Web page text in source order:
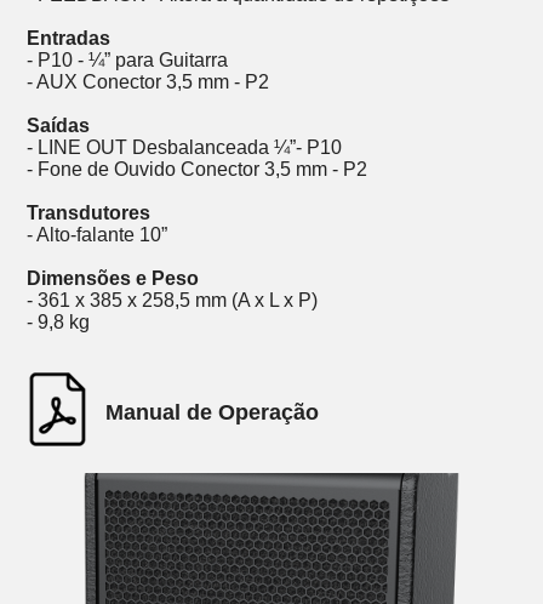
Entradas
- P10 - ¼” para Guitarra
- AUX Conector 3,5 mm - P2
Saídas
- LINE OUT Desbalanceada ¼”- P10
- Fone de Ouvido Conector 3,5 mm - P2
Transdutores
- Alto-falante 10”
Dimensões e Peso
- 361 x 385 x 258,5 mm (A x L x P)
- 9,8 kg
Manual de Operação